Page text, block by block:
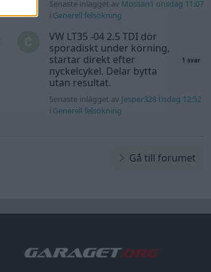
Senaste inlägget av Mossan1 onsdag 11:07
i Generell felsökning
VW LT35 -04 2.5 TDI dör
sporadiskt under körning,
startar direkt efter
nyckelcykel. Delar bytta
utan resultat.
1 svar
Senaste inlägget av Jesper328 tisdag 12:52
i Generell felsökning
Gå till forumet